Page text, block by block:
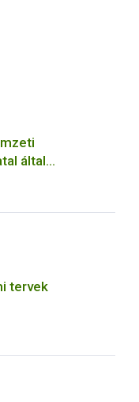
által
kapcsolódó
tervek